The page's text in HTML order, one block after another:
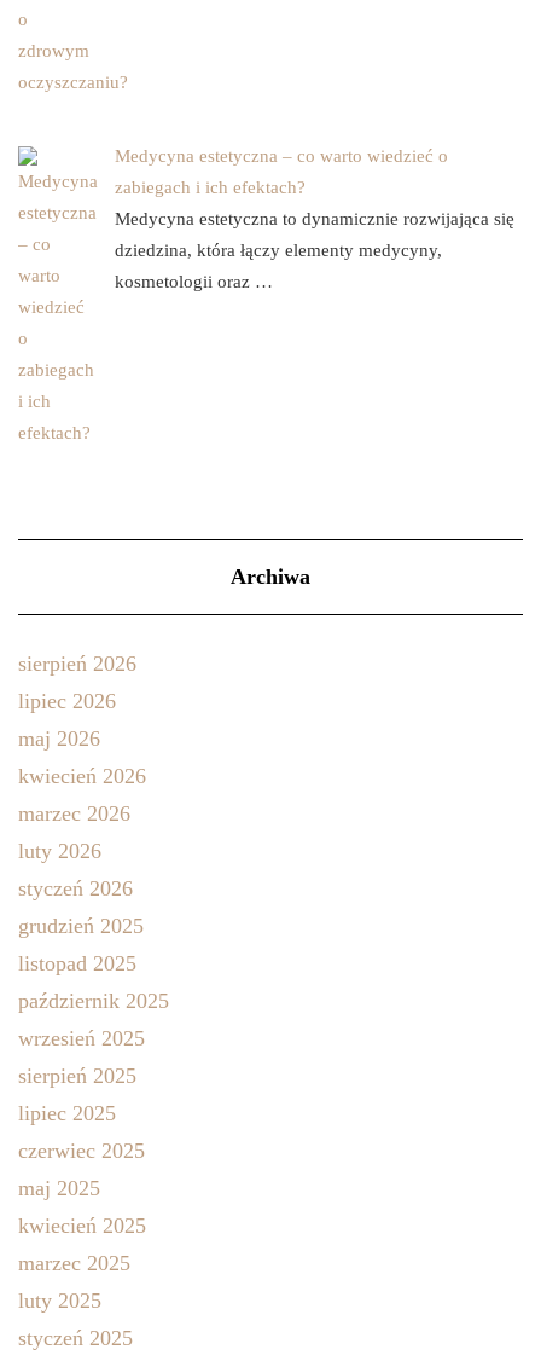
Medycyna estetyczna – co warto wiedzieć o
zabiegach i ich efektach?
Medycyna estetyczna to dynamicznie rozwijająca się
dziedzina, która łączy elementy medycyny,
kosmetologii oraz …
Archiwa
sierpień 2026
lipiec 2026
maj 2026
kwiecień 2026
marzec 2026
luty 2026
styczeń 2026
grudzień 2025
listopad 2025
październik 2025
wrzesień 2025
sierpień 2025
lipiec 2025
czerwiec 2025
maj 2025
kwiecień 2025
marzec 2025
luty 2025
styczeń 2025